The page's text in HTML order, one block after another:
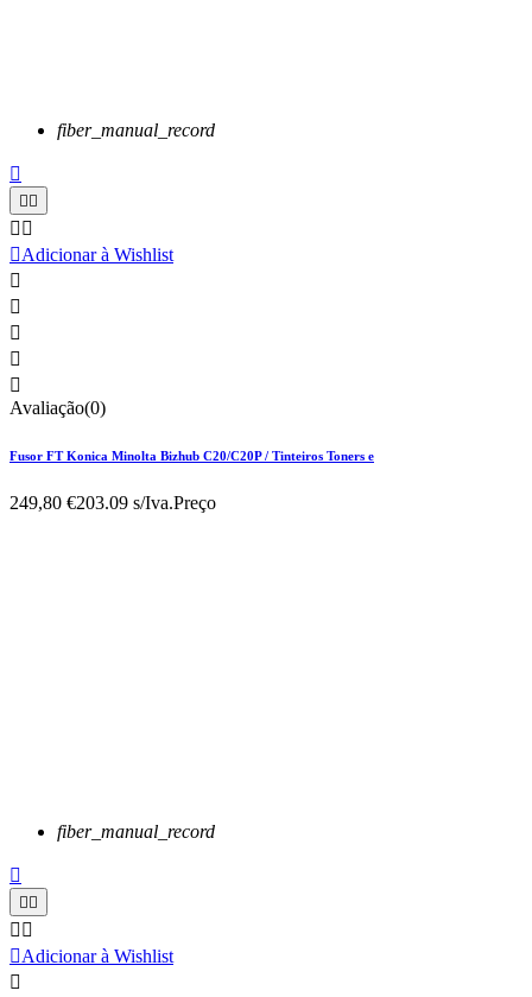
fiber_manual_record

 
 
Adicionar à Wishlist





Avaliação(0)
Fusor FT Konica Minolta Bizhub C20/C20P / Tinteiros Toners e
249,80 €203.09 s/Iva.Preço
fiber_manual_record

 
 
Adicionar à Wishlist
